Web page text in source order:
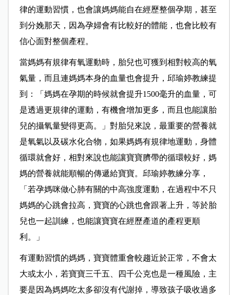
律的運動習慣，也會讓媽媽能自在經歷整個孕期，甚至
到分娩那天，因為孕婦會有比較好的體能，也會比較有
信心面對整個產程。
當媽媽有規律有氧運動時，胎兒也可獲到相對較高的氧
氣量，而且連媽媽本身的血量也會提升，邱瑜婷教練提
到：「媽媽在孕期的時候就會提升1500毫升的血量，可
是透過更規律的運動，有機會增加更多，而且也能讓胎
兒的攝氧量變得更高。」對胎兒來說，最重要的營養就
是氧氣以及碳水化合物，如果媽媽有規律地運動，身體
循環就會好，相對來說也能讓寶寶臍帶的循環較好，媽
媽的營養就能順暢的傳遞給寶寶。邱瑜婷教練分享，
「若孕媽咪做心肺有關的中高強度運動，在過程中不只
媽媽的心跳會拉高，寶寶的心跳也會跟著上升，等於胎
兒也一起訓練，也能讓寶寶在經歷產道的產程更順
利。」
有運動習慣的媽媽，寶寶體重會較趨近於正常，不會太
大或太小，若寶寶三千五、四千公克也是一種風險，主
要是因為媽媽吃太多卻沒有代謝掉，導致孩子吸收過多